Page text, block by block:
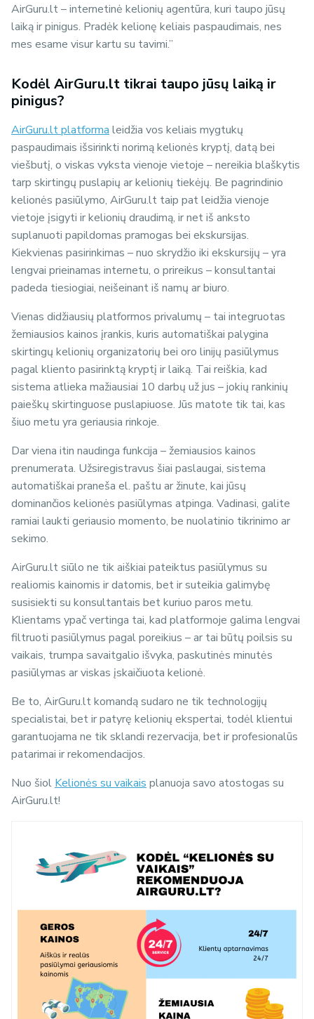
AirGuru.lt – internetinė kelionių agentūra, kuri taupo jūsų
laiką ir pinigus. Pradėk kelionę keliais paspaudimais, nes
mes esame visur kartu su tavimi.”
Kodėl AirGuru.lt tikrai taupo jūsų laiką ir
pinigus?
AirGuru.lt platforma leidžia vos keliais mygtukų
paspaudimais išsirinkti norimą kelionės kryptį, datą bei
viešbutį, o viskas vyksta vienoje vietoje – nereikia blaškytis
tarp skirtingų puslapių ar kelionių tiekėjų. Be pagrindinio
kelionės pasiūlymo, AirGuru.lt taip pat leidžia vienoje
vietoje įsigyti ir kelionių draudimą, ir net iš anksto
suplanuoti papildomas pramogas bei ekskursijas.
Kiekvienas pasirinkimas – nuo skrydžio iki ekskursijų – yra
lengvai prieinamas internetu, o prireikus – konsultantai
padeda tiesiogiai, neišeinant iš namų ar biuro.
Vienas didžiausių platformos privalumų – tai integruotas
žemiausios kainos įrankis, kuris automatiškai palygina
skirtingų kelionių organizatorių bei oro linijų pasiūlymus
pagal kliento pasirinktą kryptį ir laiką. Tai reiškia, kad
sistema atlieka mažiausiai 10 darbų už jus – jokių rankinių
paieškų skirtinguose puslapiuose. Jūs matote tik tai, kas
šiuo metu yra geriausia rinkoje.
Dar viena itin naudinga funkcija – žemiausios kainos
prenumerata. Užsiregistravus šiai paslaugai, sistema
automatiškai praneša el. paštu ar žinute, kai jūsų
dominančios kelionės pasiūlymas atpinga. Vadinasi, galite
ramiai laukti geriausio momento, be nuolatinio tikrinimo ar
sekimo.
AirGuru.lt siūlo ne tik aiškiai pateiktus pasiūlymus su
realiomis kainomis ir datomis, bet ir suteikia galimybę
susisiekti su konsultantais bet kuriuo paros metu.
Klientams ypač vertinga tai, kad platformoje galima lengvai
filtruoti pasiūlymus pagal poreikius – ar tai būtų poilsis su
vaikais, trumpa savaitgalio išvyka, paskutinės minutės
pasiūlymas ar viskas įskaičiuota kelionė.
Be to, AirGuru.lt komandą sudaro ne tik technologijų
specialistai, bet ir patyrę kelionių ekspertai, todėl klientui
garantuojama ne tik sklandi rezervacija, bet ir profesionalūs
patarimai ir rekomendacijos.
Nuo šiol Kelionės su vaikais planuoja savo atostogas su
AirGuru.lt!